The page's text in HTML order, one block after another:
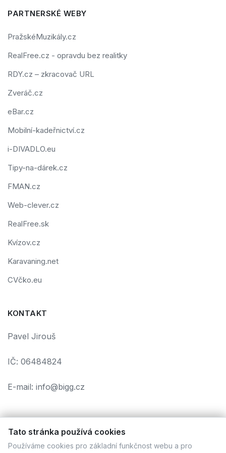
PARTNERSKÉ WEBY
PražskéMuzikály.cz
RealFree.cz - opravdu bez realitky
RDY.cz – zkracovač URL
Zveráč.cz
eBar.cz
Mobilní-kadeřnictví.cz
i-DIVADLO.eu
Tipy-na-dárek.cz
FMAN.cz
Web-clever.cz
RealFree.sk
Kvízov.cz
Karavaning.net
CVčko.eu
KONTAKT
Pavel Jirouš
IČ: 06484824
E-mail: info@bigg.cz
Podmínky použití Ochrana osobních údajůCookies
Tato stránka používá cookies
Používáme cookies pro základní funkčnost webu a pro